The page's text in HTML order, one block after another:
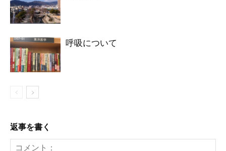
呼吸について
返事を書く